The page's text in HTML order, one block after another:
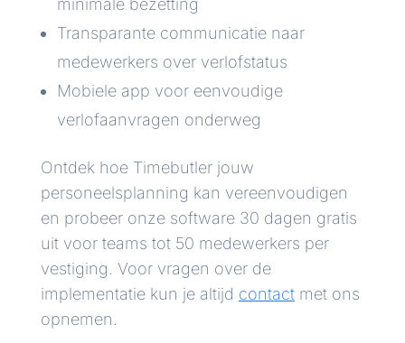
minimale bezetting
Transparante communicatie naar
medewerkers over verlofstatus
Mobiele app voor eenvoudige
verlofaanvragen onderweg
Ontdek hoe Timebutler jouw
personeelsplanning kan vereenvoudigen
en probeer onze software 30 dagen gratis
uit voor teams tot 50 medewerkers per
vestiging. Voor vragen over de
implementatie kun je altijd contactmet ons
opnemen.